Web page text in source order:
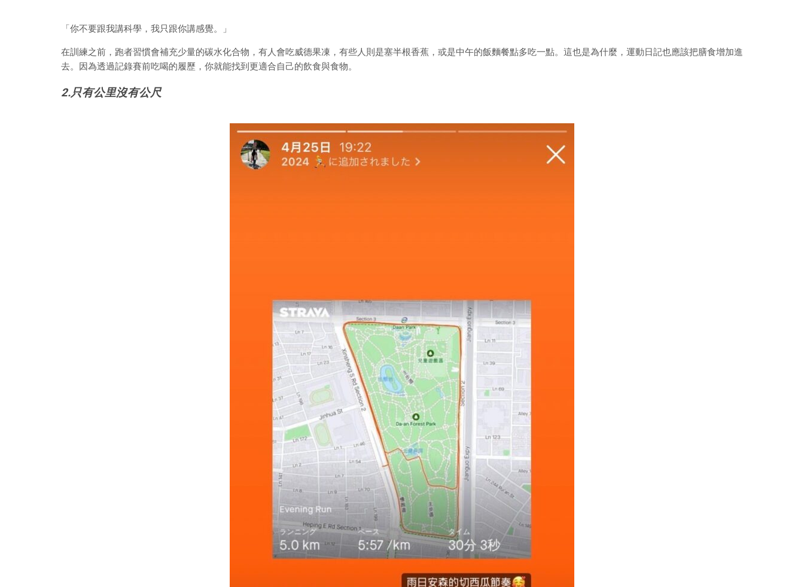
「你不要跟我講科學，我只跟你講感覺。」
在訓練之前，跑者習慣會補充少量的碳水化合物，有人會吃威德果凍，有些人則是塞半根香蕉，或是中午的飯麵餐點多吃一點。這也是為什麼，運動日記也應該把膳食增加進
去。因為透過記錄賽前吃喝的履歷，你就能找到更適合自己的飲食與食物。
2.只有公里沒有公尺